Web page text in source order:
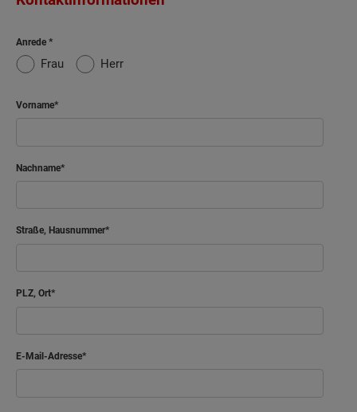
Anrede
Frau Herr
Vorname
Nachname
Straße, Hausnummer
PLZ, Ort
E-Mail-Adresse